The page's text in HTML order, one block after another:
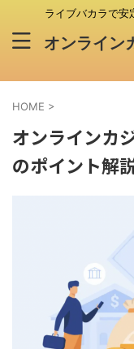
ライブバカラで安
オンライン
HOME >
オンラインカ
のポイント解